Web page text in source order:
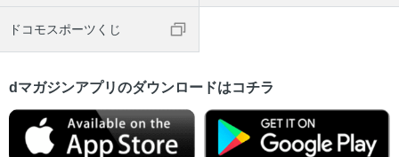
ドコモスポーツくじ
dマガジンアプリのダウンロードはコチラ